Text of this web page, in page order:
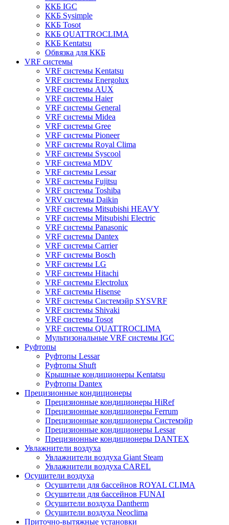
ККБ IGC
ККБ Sysimple
ККБ Tosot
ККБ QUATTROCLIMA
ККБ Kentatsu
Обвязка для ККБ
VRF системы
VRF системы Kentatsu
VRF системы Energolux
VRF системы AUX
VRF системы Haier
VRF системы General
VRF системы Midea
VRF системы Gree
VRF системы Pioneer
VRF системы Royal Clima
VRF системы Syscool
VRF система MDV
VRF системы Lessar
VRF системы Fujitsu
VRF системы Toshiba
VRV системы Daikin
VRF системы Mitsubishi HEAVY
VRF системы Mitsubishi Electric
VRF системы Panasonic
VRF системы Dantex
VRF системы Carrier
VRF системы Bosch
VRF системы LG
VRF системы Hitachi
VRF системы Electrolux
VRF системы Hisense
VRF системы Системэйр SYSVRF
VRF системы Shivaki
VRF системы Tosot
VRF системы QUATTROCLIMA
Мультизональные VRF системы IGC
Руфтопы
Руфтопы Lessar
Руфтопы Shuft
Крышные кондиционеры Kentatsu
Руфтопы Dantex
Прецизионные кондиционеры
Прецизионные кондиционеры HiRef
Прецизионные кондиционеры Ferrum
Прецизионные кондиционеры Системэйр
Прецизионные кондиционеры Lessar
Прецизионные кондиционеры DANTEX
Увлажнители воздуха
Увлажнители воздуха Giant Steam
Увлажнители воздуха CAREL
Осушители воздуха
Осушители для бассейнов ROYAL CLIMA
Осушители для бассейнов FUNAI
Осушители воздуха Dantherm
Осушители воздуха Neoclima
Приточно-вытяжные установки